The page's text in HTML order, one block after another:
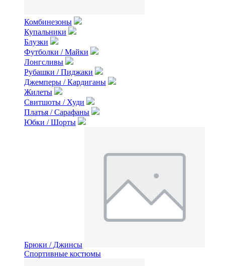
Комбинезоны
Купальники
Блузки
Футболки / Майки
Лонгсливы
Рубашки / Пиджаки
Джемперы / Кардиганы
Жилеты
Свитшоты / Худи
Платья / Сарафаны
Юбки / Шорты
Брюки / Джинсы
Спортивные костюмы